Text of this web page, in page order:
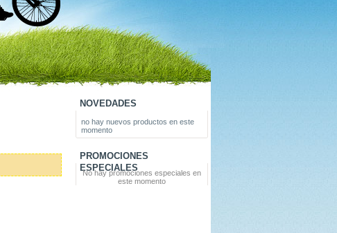
NOVEDADES
no hay nuevos productos en este
momento
PROMOCIONES
ESPECIALES
No hay promociones especiales en
este momento